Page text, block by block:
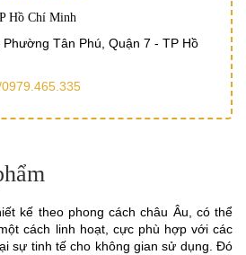
Hồ Chí Minh
Tân Phú, Quận 7 - TP Hồ
0979.465.335
kế theo phong cách châu Âu, có thể
cách linh hoạt, cực phù hợp với các
sự tinh tế cho không gian sử dụng. Đó